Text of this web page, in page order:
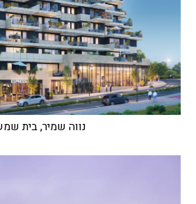
נווה שמיר, בית